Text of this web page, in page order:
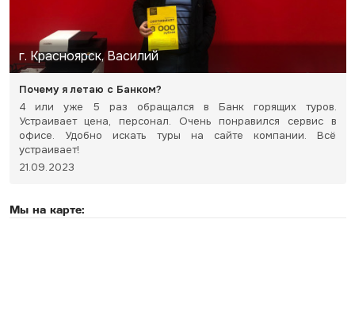
г. Красноярск, Василий
Почему я летаю с Банком?
4 или уже 5 раз обращался в Банк горящих туров.
Устраивает цена, персонал. Очень понравился сервис в
офисе. Удобно искать туры на сайте компании. Всё
устраивает!
21.09.2023
Мы на карте: